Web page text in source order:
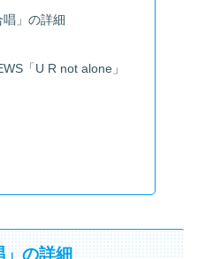
唱」の詳細
「U R not alone」
」の詳細